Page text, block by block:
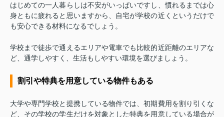
はじめての一人暮らしは不安がいっぱいですし、慣れるまでは心
身ともに疲れると思いますから、自宅が学校の近くというだけで
も安心できる材料になるでしょう。
学校まで徒歩で通えるエリアや電車でも比較的近距離のエリアな
ど、通学しやすく、生活もしやすい環境を選びましょう。
割引や特典を用意している物件もある
大学や専門学校と提携している物件では、初期費用を割り引くな
ど、その学校の学生だけを対象とした特典を用意している場合が